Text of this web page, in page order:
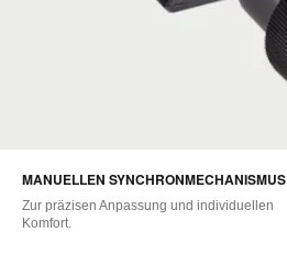
MANUELLEN SYNCHRONMECHANISMUS
Zur präzisen Anpassung und individuellen
Komfort.